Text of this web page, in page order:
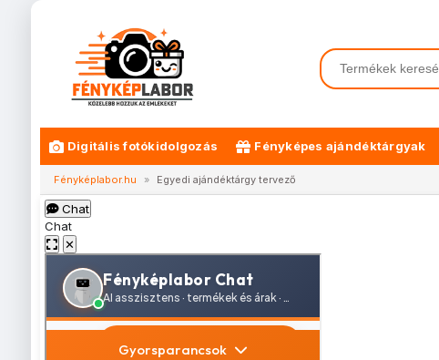
Digitális fotókidolgozás Fényképes ajándéktárgyak
Fényképlabor.hu » Egyedi ajándéktárgy tervező
Chat
Chat
✕